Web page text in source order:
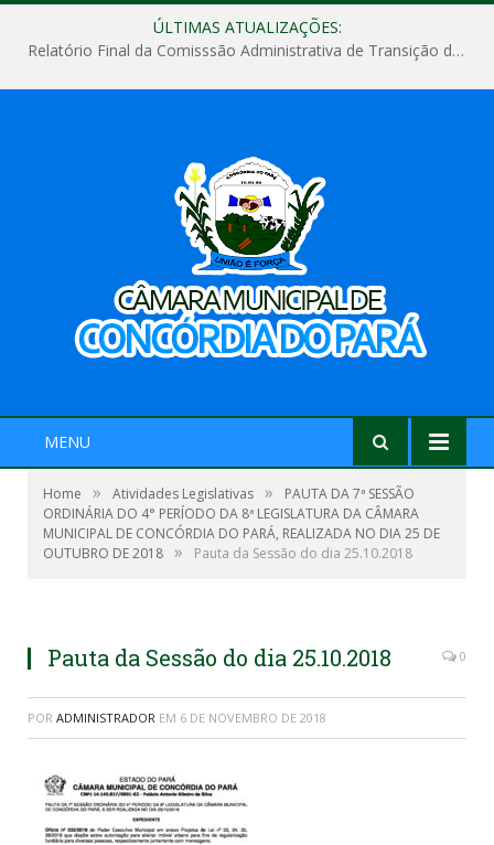
ÚLTIMAS ATUALIZAÇÕES:
Relatório Final da Comisssão Administrativa de Transição de Mandato do Poder Legislativo do Município de Concórdia do Pará
MENU
Home » Atividades Legislativas »
PAUTA DA 7ª SESSÃO
ORDINÁRIA DO 4° PERÍODO DA 8ª LEGISLATURA DA CÂMARA
MUNICIPAL DE CONCÓRDIA DO PARÁ, REALIZADA NO DIA 25 DE
OUTUBRO DE 2018 » Pauta da Sessão do dia 25.10.2018
Pauta da Sessão do dia 25.10.2018 0
POR ADMINISTRADOR EM 6 DE NOVEMBRO DE 2018